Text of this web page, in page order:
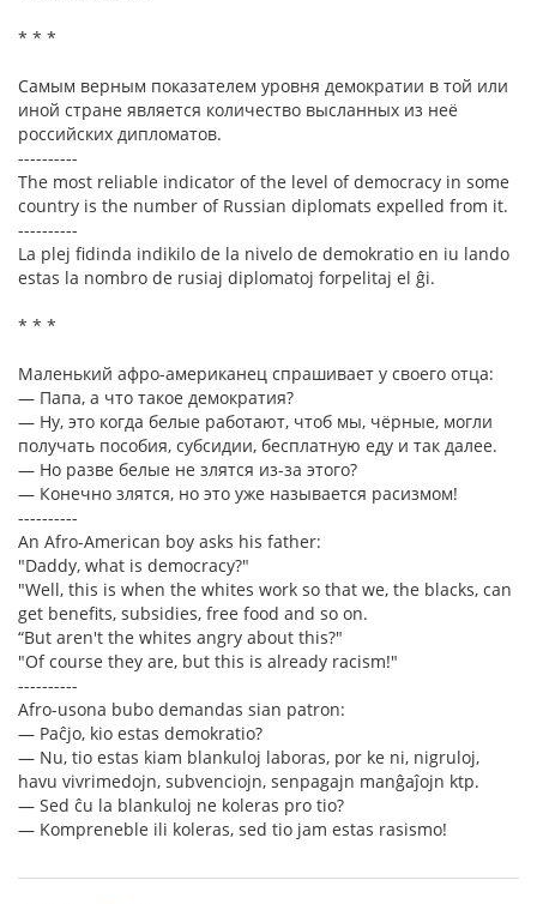
* * *
Самым верным показателем уровня демократии в той или
иной стране является количество высланных из неё
российских дипломатов.
----------
The most reliable indicator of the level of democracy in some
country is the number of Russian diplomats expelled from it.
----------
La plej fidinda indikilo de la nivelo de demokratio en iu lando
estas la nombro de rusiaj diplomatoj forpelitaj el ĝi.
* * *
Маленький афро-американец спрашивает у своего отца:
— Папа, а что такое демократия?
— Ну, это когда белые работают, чтоб мы, чёрные, могли
получать пособия, субсидии, бесплатную еду и так далее.
— Но разве белые не злятся из-за этого?
— Конечно злятся, но это уже называется расизмом!
----------
An Afro-American boy asks his father:
"Daddy, what is democracy?"
"Well, this is when the whites work so that we, the blacks, can
get benefits, subsidies, free food and so on.
“But aren't the whites angry about this?"
"Of course they are, but this is already racism!"
----------
Afro-usona bubo demandas sian patron:
— Paĉjo, kio estas demokratio?
— Nu, tio estas kiam blankuloj laboras, por ke ni, nigruloj,
havu vivrimedojn, subvenciojn, senpagajn manĝaĵojn ktp.
— Sed ĉu la blankuloj ne koleras pro tio?
— Kompreneble ili koleras, sed tio jam estas rasismo!